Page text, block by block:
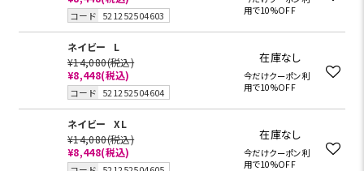
コード 521252504603
用で10%OFF
ネイビー
L
¥14,080(税込)
¥8,448(税込)
コード 521252504604
在庫なし
今だけクーポン利
用で10%OFF
ネイビー
XL
¥14,080(税込)
¥8,448(税込)
在庫なし
今だけクーポン利
用で10%OFF